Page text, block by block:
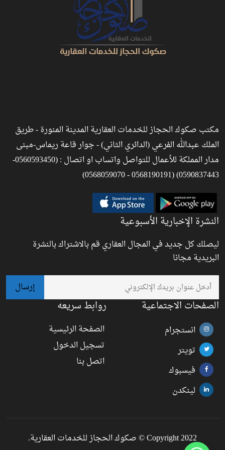
مكتب صكوك الحجاز للخدمات العقارية المدينة المنورة - طريق
الملك عبدالله الفرعي (الدائري الثاني) - جوار قاعة ريماس-مبنى
مدار المملكة للأعمال للتواصل واتساب او اتصال : (0560593450-
0590837443) (0568190191 - 0568059070)
النشرة الإخبارية الأسبوعية
ليصلك كل جديد في المجال العقاري قم بالاشتراك بالنشرة
البريدية مجانا
الصفحات الاجتماعية
انستجرام
تويتر
فيسبوك
لينكدن
روابط سريعه
الصفحة الرئيسية
تسجيل الدخول
اتصل بنا
Copyright 2022 © صكوك الحجاز للخدمات العقارية.